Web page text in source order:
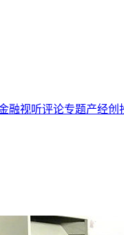
融视听评论专题产经创